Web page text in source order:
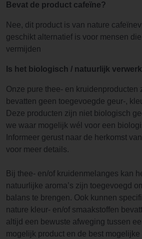
Bevat de product cafeïne?
Nee, dit product is van nature
geschikt alternatief is voor mensen
vermijden
Is het biologisch / natuurlijk
Onze pure thee- en kruidenproducten
bevatten geen toegevoegde geur-,
Deze producten zijn niet biologisch
we waar mogelijk wél voor een
Informeer gerust naar de herkomst
voor meer details.
Bij thee- en/of kruidenmelanges kan
natuurlijke aroma’s zijn toegevoegd
balans te brengen. Ook kunnen
nature kleur- en/of smaakstoffen
altijd een bewuste afweging tussen
mogelijk product en de best